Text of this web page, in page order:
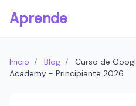
Aprende
Inicio / Blog /
Curso de
Academy - Principiante 2026